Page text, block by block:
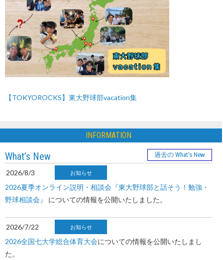
【TOKYOROCKS】東大野球部vacation集
INFORMATION
What’s New 過去の What’s New
2026/8/3 お知らせ
2026夏季オンライン説明・相談会『東大野球部と話そう！勉強・
野球相談会』 についての情報を公開いたしました。
2026/7/22 お知らせ
2026全国七大学総合体育大会についての情報を公開いたしまし
た。